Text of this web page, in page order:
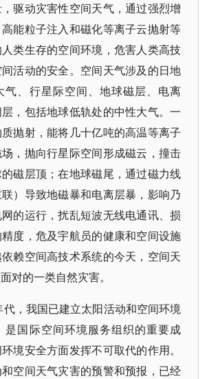
驱动灾害性空间天气，通过强烈增
能粒子注入和磁化等离子云抛射等
类生存的空间环境，危害人类高技
活动的安全。空间天气涉及的日地
气、行星际空间、地球磁层、电离
，包括地球低轨处的中性大气。一
抛射，能将几十亿吨的高温等离子
，抛向行星际空间形成磁云，撞击
磁层顶；在地球磁尾，通过磁力线
）导致地磁暴和电离层暴，影响乃
的运行，扰乱短波无线电通讯、损
度，危及宇航员的健康和空间设施
赖空间高技术系统的今天，空间天
对的一类自然灾害。
，我国已建立太阳活动和空间环境
是国际空间环境服务组织的重要成
境安全方面发挥不可取代的作用。
空间天气灾害的预警和预报，已经